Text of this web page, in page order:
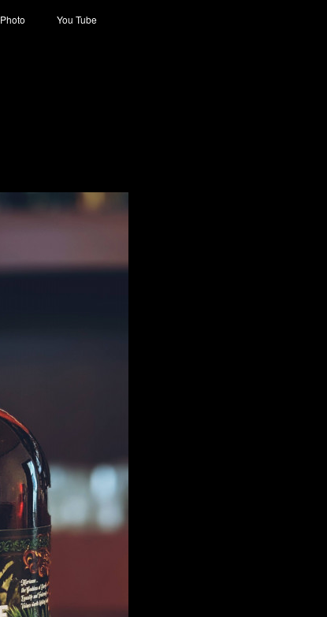
Photo You Tube